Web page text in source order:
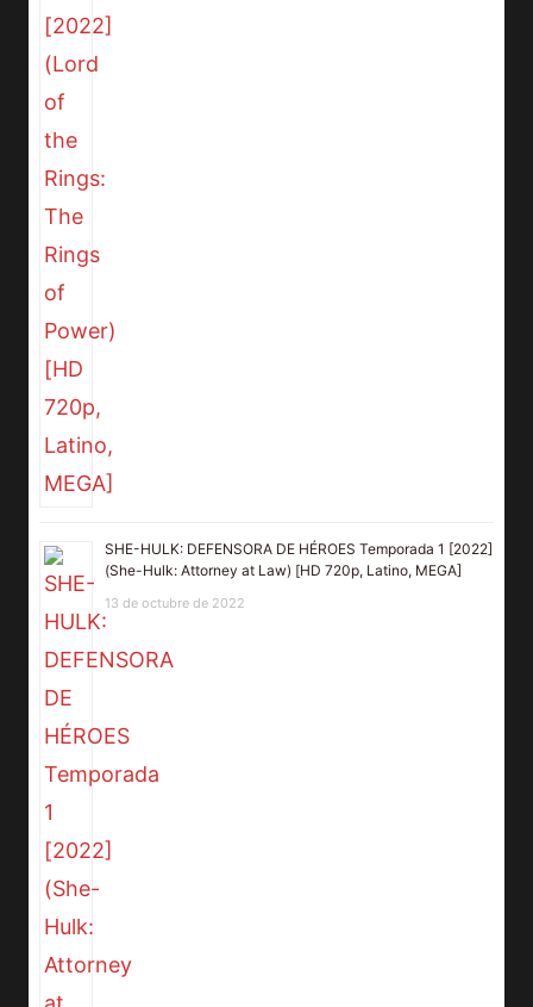
SHE-HULK: DEFENSORA DE HÉROES Temporada 1 [2022]
(She-Hulk: Attorney at Law) [HD 720p, Latino, MEGA]
13 de octubre de 2022